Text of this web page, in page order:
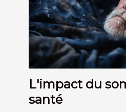
L'impact du
santé